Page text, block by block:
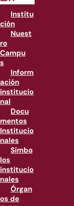
Institu
ción
Nuest
ro
Campu
s
Inform
ación
institucio
nal
Docu
mentos
Institucio
nales
Símbo
los
institucio
nales
Órgan
os de